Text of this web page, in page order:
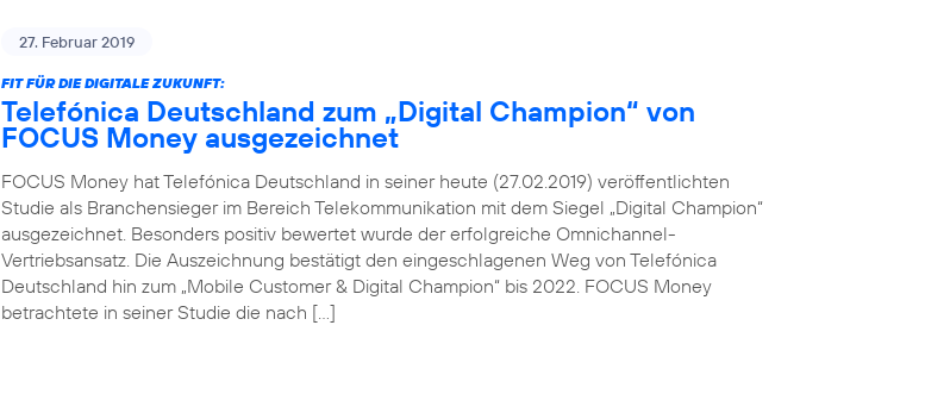
27. Februar 2019
FIT FÜR DIE DIGITALE ZUKUNFT:
Telefónica Deutschland zum „Digital Champion“ von
FOCUS Money ausgezeichnet
FOCUS Money hat Telefónica Deutschland in seiner heute (27.02.2019) veröffentlichten
Studie als Branchensieger im Bereich Telekommunikation mit dem Siegel „Digital Champion“
ausgezeichnet. Besonders positiv bewertet wurde der erfolgreiche Omnichannel-
Vertriebsansatz. Die Auszeichnung bestätigt den eingeschlagenen Weg von Telefónica
Deutschland hin zum „Mobile Customer & Digital Champion“ bis 2022. FOCUS Money
betrachtete in seiner Studie die nach […]